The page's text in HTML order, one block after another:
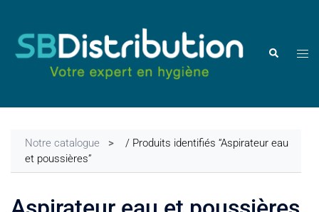
contenu
Rechercher
Notre catalogue
/ Produits identifiés “Aspirateur eau
et poussières”